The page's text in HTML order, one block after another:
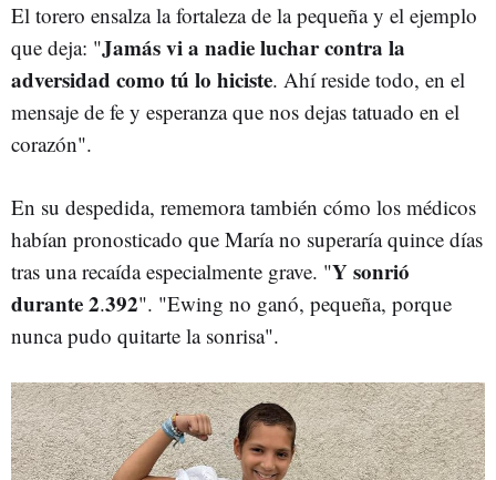
El torero ensalza la fortaleza de la pequeña y el ejemplo
que deja: "Jamás vi a nadie luchar contra la
adversidad como tú lo hiciste. Ahí reside todo, en el
mensaje de fe y esperanza que nos dejas tatuado en el
corazón".
En su despedida, rememora también cómo los médicos
habían pronosticado que María no superaría quince días
tras una recaída especialmente grave. "Y sonrió
durante 2.392". "Ewing no ganó, pequeña, porque
nunca pudo quitarte la sonrisa".